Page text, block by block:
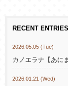
RECENT ENTRIES
2026.05.05 (Tue)
カノエラナ【あに
2026.01.21 (Wed)